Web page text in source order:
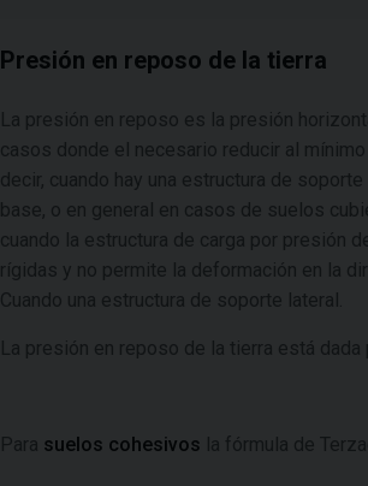
Presión en reposo de la tierra
La presión en reposo es la presión
casos donde el necesario reducir al
decir, cuando hay una estructura de
base, o en general en casos de suelos
cuando la estructura de carga por presión
rígidas y no permite la deformación en la
Cuando una estructura de soporte lateral.
La presión en reposo de la tierra está dada
Para suelos cohesivos la fórmula de